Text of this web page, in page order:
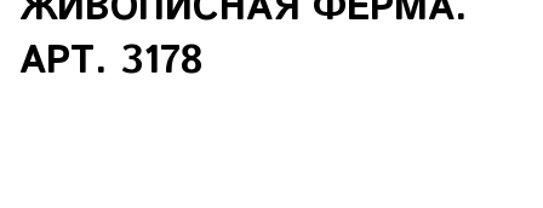
АРТ. 3178